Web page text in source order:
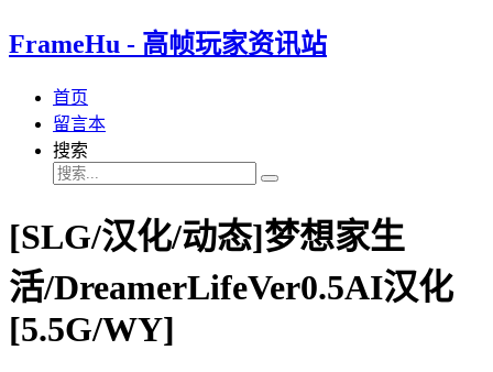
FrameHu - 高帧玩家资讯站
首页
留言本
搜索
[SLG/汉化/动态]梦想家生
活/DreamerLifeVer0.5AI汉化
[5.5G/WY]